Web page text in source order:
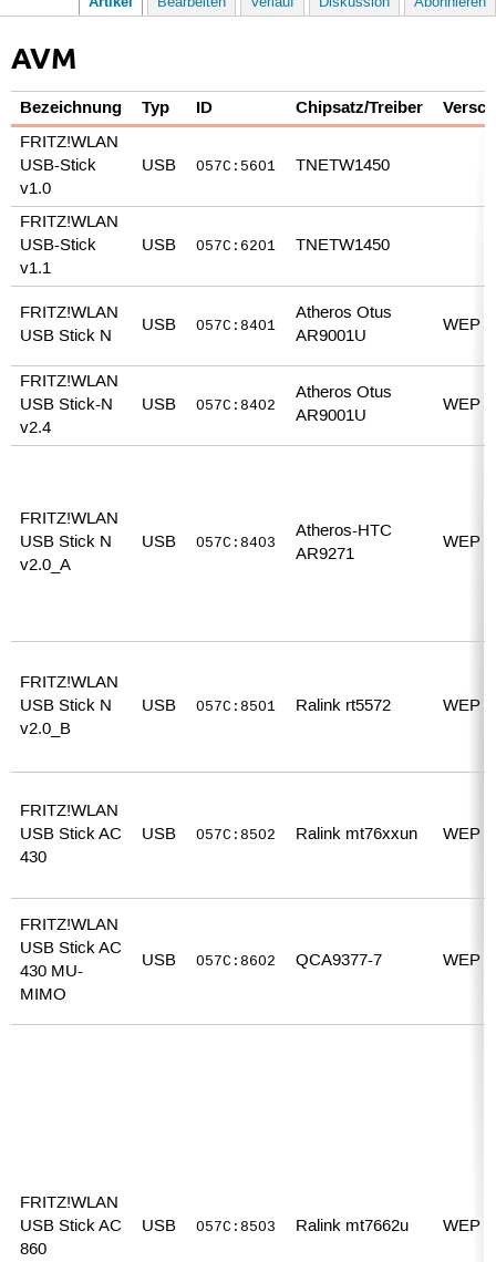
AVM
Bezeichnung Typ ID Chipsatz/Treiber
FRITZ!WLAN
USB-Stick
v1.0
USB 057C:5601 TNETW1450
FRITZ!WLAN
USB-Stick
v1.1
USB 057C:6201 TNETW1450
FRITZ!WLAN
USB Stick N
USB 057C:8401
Atheros Otus
AR9001U
WEP
FRITZ!WLAN
USB Stick-N
v2.4
USB 057C:8402
Atheros Otus
AR9001U
WEP
FRITZ!WLAN
USB Stick N
v2.0_A
USB 057C:8403
Atheros-HTC
AR9271
WEP
FRITZ!WLAN
USB Stick N
v2.0_B
USB 057C:8501 Ralink rt5572 WEP
FRITZ!WLAN
USB Stick AC
430
USB 057C:8502 Ralink mt76xxun WEP
FRITZ!WLAN
USB Stick AC
430 MU-
MIMO
USB 057C:8602 QCA9377-7 WEP
FRITZ!WLAN
USB Stick AC
860
USB 057C:8503 Ralink mt7662u WEP